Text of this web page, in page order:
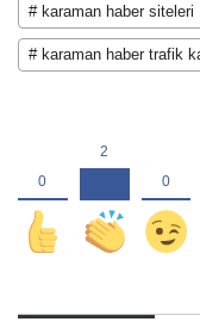
# karaman haber siteleri
# karaman haber trafik